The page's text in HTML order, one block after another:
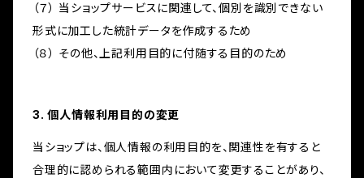
（７） 当ショップサービスに関連して、個別を識別できない
形式に加工した統計データを作成するため
（８） その他、上記利用目的に付随する目的のため
3. 個人情報利用目的の変更
当ショップは、個人情報の利用目的を、関連性を有すると
合理的に認められる範囲内において変更することがあり、